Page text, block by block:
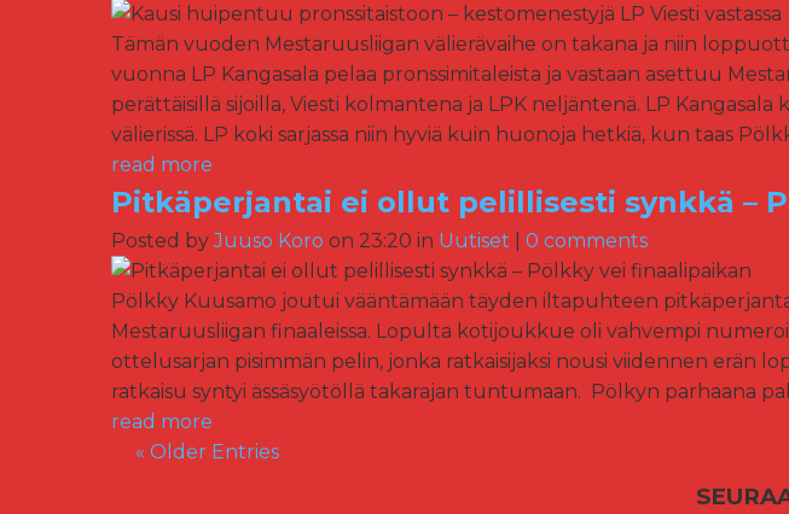
Tämän vuoden Mestaruusliigan välierävaihe on takana ja niin
vuonna LP Kangasala pelaa pronssimitaleista ja vastaan asettuu
perättäisillä sijoilla, Viesti kolmantena ja LPK neljäntenä. LP
välierissä. LP koki sarjassa niin hyviä kuin huonoja hetkiä, kun taas
read more
Pitkäperjantai ei ollut pelillisesti synkkä –
Posted byJuuso Koro on 23:20 in Uutiset 0 comments
Pölkky Kuusamo joutui vääntämään täyden iltapuhteen
Mestaruusliigan finaaleissa. Lopulta kotijoukkue oli vahvempi
ottelusarjan pisimmän pelin, jonka ratkaisijaksi nousi viidennen erän
ratkaisu syntyi ässäsyötöllä takarajan tuntumaan. Pölkyn parhaana
read more
« Older Entries